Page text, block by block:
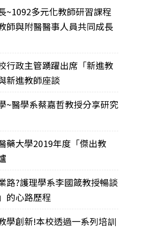
~1092多元化教師研習課程
師與附醫醫事人員共同成長
行政主管踴躍出席「新進教
新進教師座談
~醫學系蔡嘉哲教授分享研究
藥大學2019年度「傑出教
路?護理學系李國箴教授暢談
的心路歷程
學創新!本校透過一系列培訓